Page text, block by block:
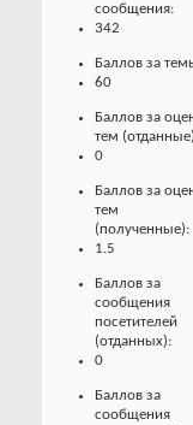
сообщения:
342
Баллов за
60
Баллов за
тем
0
Баллов за
тем
(полученные):
1.5
Баллов за
сообщения
посетителей
(отданных):
0
Баллов за
сообщения